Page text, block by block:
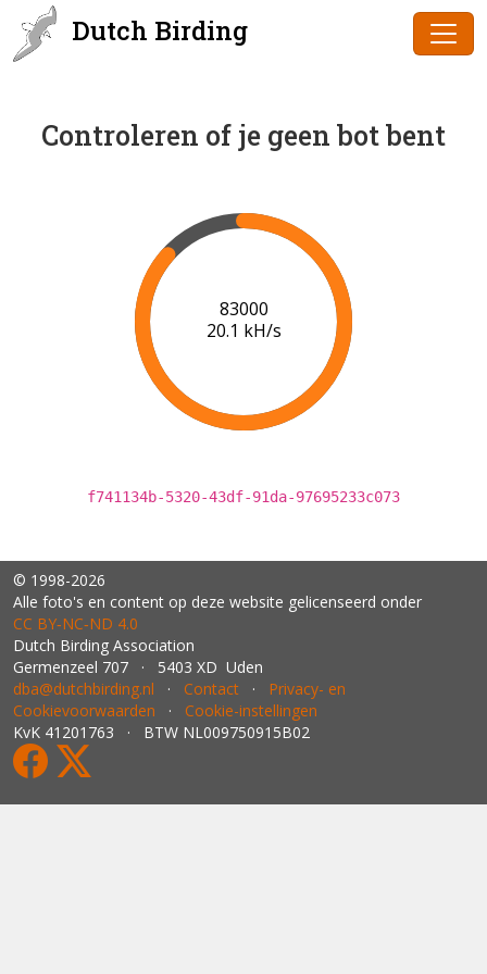
Dutch Birding
Controleren of je geen bot bent
85000
20.2 kH/s
f741134b-5320-43df-91da-97695233c073
© 1998-2026
Alle foto's en content op deze website gelicenseerd onder
CC BY‑NC‑ND 4.0
Dutch Birding Association
Germenzeel 707 · 5403 XD Uden
dba@dutchbirding.nl · Contact · Privacy- en
Cookievoorwaarden · Cookie-instellingen
KvK 41201763 · BTW NL009750915B02